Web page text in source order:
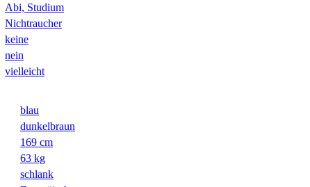
Abi, Studium
Nichtraucher
keine
nein
vielleicht
blau
dunkelbraun
169 cm
63 kg
schlank